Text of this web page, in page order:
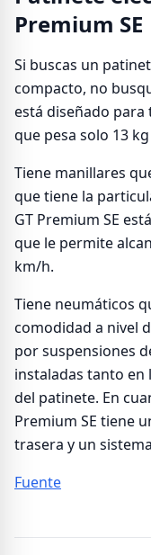
Premium SE
Si buscas un
compacto, no
está diseñado
que pesa solo 13
Tiene manillares
que tiene la
GT Premium SE
que le permite
km/h.
Tiene neumáticos
comodidad a nivel
por suspensiones
instaladas tanto
del patinete. En
Premium SE tiene
trasera y un
Fuente